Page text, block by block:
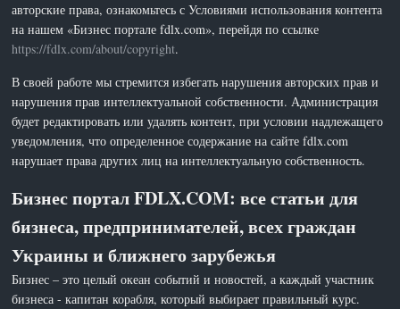
авторские права, ознакомьтесь с Условиями использования контента
на нашем «Бизнес портале fdlx.com», перейдя по ссылке
https://fdlx.com/about/copyright.
В своей работе мы стремится избегать нарушения авторских прав и
нарушения прав интеллектуальной собственности. Администрация
будет редактировать или удалять контент, при условии надлежащего
уведомления, что определенное содержание на сайте fdlx.com
нарушает права других лиц на интеллектуальную собственность.
Бизнес портал FDLX.COM: все статьи для
бизнеса, предпринимателей, всех граждан
Украины и ближнего зарубежья
Бизнес – это целый океан событий и новостей, а каждый участник
бизнеса - капитан корабля, который выбирает правильный курс.